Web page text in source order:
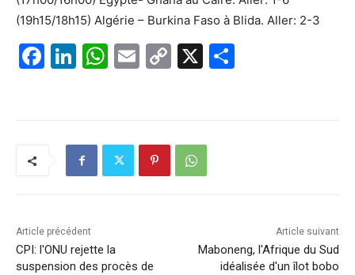
(19h15/18h15) Algérie – Burkina Faso à Blida. Aller: 2-3
F
k
Li
dI
n
W
A
p
E
C
Li
n
X
Article précédent
CPI: l'ONU rejette la
suspension des procès de
Article suivant
Maboneng, l'Afrique du Sud
idéalisée d'un îlot bobo